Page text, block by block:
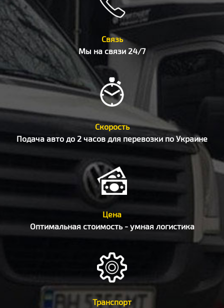
Связь
Мы на связи 24/7
Скорость
Подача авто до 2 часов для перевозки по Украине
Цена
Оптимальная стоимость - умная логистика
Транспорт